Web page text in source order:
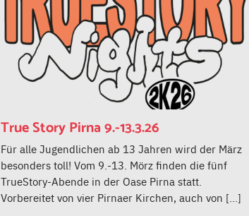
True Story Pirna 9.-13.3.26
Für alle Jugendlichen ab 13 Jahren wird der März
besonders toll! Vom 9.-13. Mörz finden die fünf
TrueStory-Abende in der Oase Pirna statt.
Vorbereitet von vier Pirnaer Kirchen, auch von […]